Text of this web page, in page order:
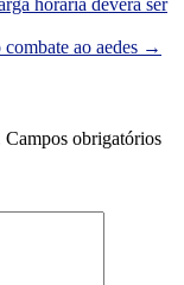
ao aedes →
Campos obrigatórios